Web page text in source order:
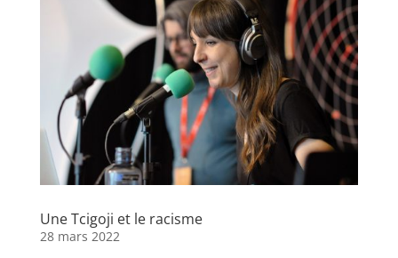
Une Tcigoji et le racisme
28 mars 2022